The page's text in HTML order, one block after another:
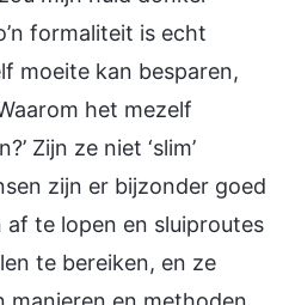
formaliteit is echt
moeite kan besparen,
het mezelf
Zijn ze niet ‘slim’
zijn er bijzonder goed
te lopen en sluiproutes
te bereiken, en ze